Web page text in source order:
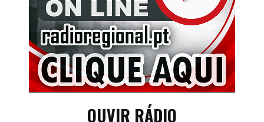
OUVIR RÁDIO